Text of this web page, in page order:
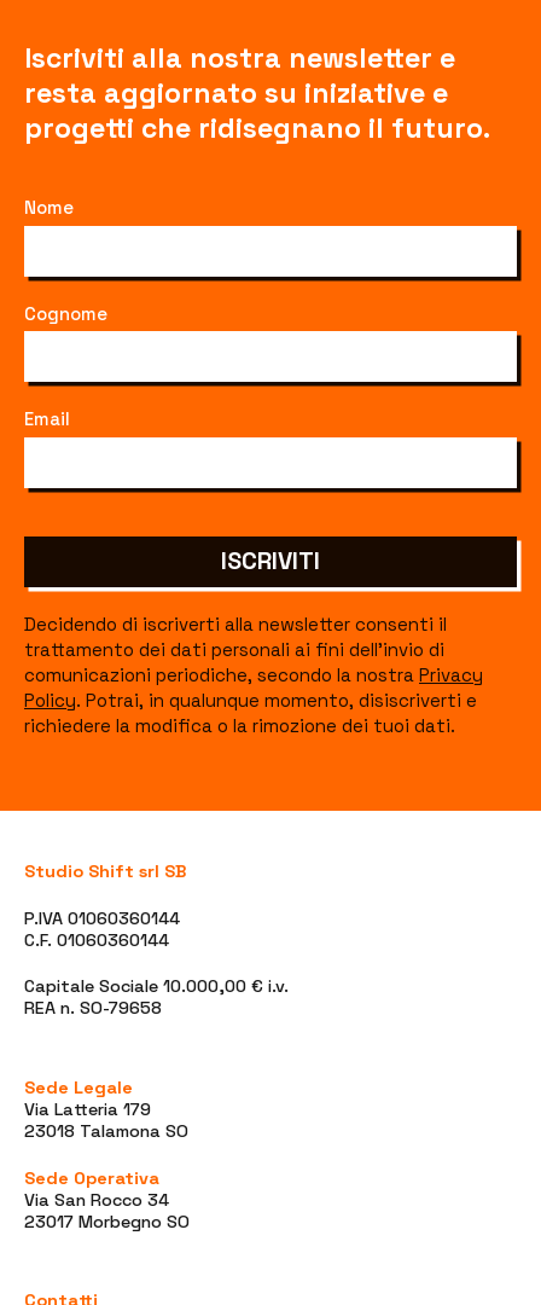
Iscriviti alla nostra newsletter e
resta aggiornato su iniziative e
progetti che ridisegnano il futuro.
Nome
Cognome
Email
ISCRIVITI
Decidendo di iscriverti alla newsletter consenti il
trattamento dei dati personali ai fini dell'invio di
comunicazioni periodiche, secondo la nostra Privacy
Policy. Potrai, in qualunque momento, disiscriverti e
richiedere la modifica o la rimozione dei tuoi dati.
Studio Shift srl SB
P.IVA 01060360144
C.F. 01060360144
Capitale Sociale 10.000,00 € i.v.
REA n. SO-79658
Sede Legale
Via Latteria 179
23018 Talamona SO
Sede Operativa
Via San Rocco 34
23017 Morbegno SO
Contatti